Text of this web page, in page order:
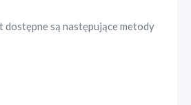
dostępne są następujące metody